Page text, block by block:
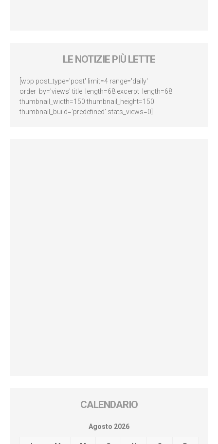
LE NOTIZIE PIÙ LETTE
[wpp post_type='post' limit=4 range='daily'
order_by='views' title_length=68 excerpt_length=68
thumbnail_width=150 thumbnail_height=150
thumbnail_build='predefined' stats_views=0]
CALENDARIO
Agosto 2026